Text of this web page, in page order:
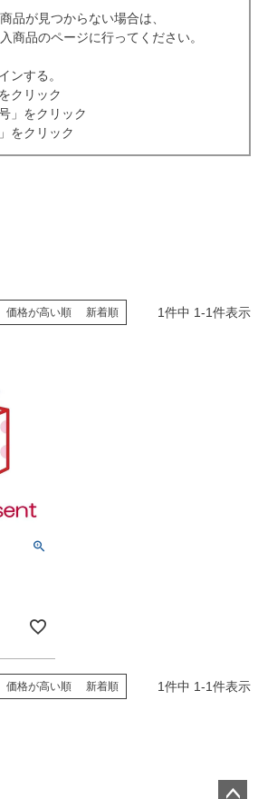
品が見つからない場合は、
商品のページに行ってください。
ンする。
クリック
」をクリック
をクリック
価格が高い順 新着順 1件中 1-1件表示
価格が高い順 新着順 1件中 1-1件表示